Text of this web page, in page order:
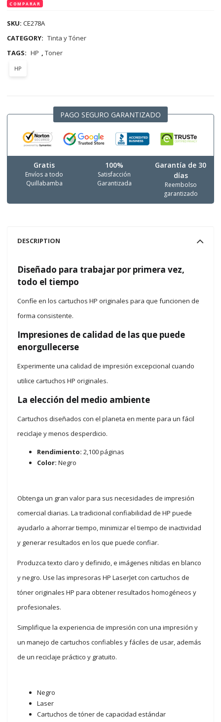
COMPARAR
SKU:CE278A
CATEGORY: Tinta y Tóner
TAGS: HP ,Toner
HP
PAGO SEGURO GARANTIZADO
Gratis
Envíos a todo
Quillabamba
100%
Satisfacción
Garantizada
Garantía de 30
días
Reembolso
garantizado
DESCRIPTION
Diseñado para trabajar por primera vez,
todo el tiempo
Confíe en los cartuchos HP originales para que funcionen de
forma consistente.
Impresiones de calidad de las que puede
enorgullecerse
Experimente una calidad de impresión excepcional cuando
utilice cartuchos HP originales.
La elección del medio ambiente
Cartuchos diseñados con el planeta en mente para un fácil
reciclaje y menos desperdicio.
Rendimiento: 2,100 páginas
Color:Negro
Obtenga un gran valor para sus necesidades de impresión
comercial diarias. La tradicional confiabilidad de HP puede
ayudarlo a ahorrar tiempo, minimizar el tiempo de inactividad
y generar resultados en los que puede confiar.
Produzca texto claro y definido, e imágenes nítidas en blanco
y negro. Use las impresoras HP LaserJet con cartuchos de
tóner originales HP para obtener resultados homogéneos y
profesionales.
Simplifique la experiencia de impresión con una impresión y
un manejo de cartuchos confiables y fáciles de usar, además
de un reciclaje práctico y gratuito.
Negro
Laser
Cartuchos de tóner de capacidad estándar